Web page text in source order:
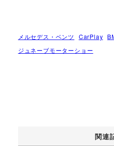
メルセデス・ベンツ CarPlay
ジュネーブモーターショー
関連